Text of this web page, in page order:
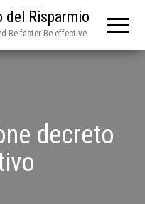
del Risparmio
Be faster Be effective
decreto